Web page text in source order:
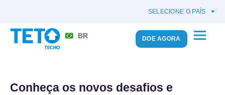
SELECIONE O PAÍS
BR DOE AGORA
Conheça os novos desafios e